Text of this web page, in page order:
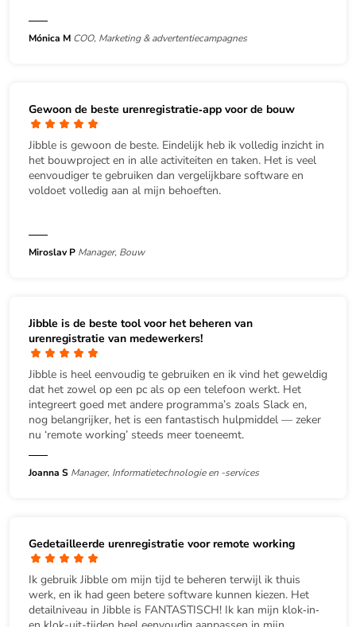
Mónica M COO, Marketing & advertentiecampagnes
Gewoon de beste urenregistratie‑app voor de bouw
Jibble is gewoon de beste. Eindelijk heb ik volledig inzicht in
het bouwproject en in alle activiteiten en taken. Het is veel
eenvoudiger te gebruiken dan vergelijkbare software en
voldoet volledig aan al mijn behoeften.
Miroslav P Manager, Bouw
Jibble is de beste tool voor het beheren van
urenregistratie van medewerkers!
Jibble is heel eenvoudig te gebruiken en ik vind het geweldig
dat het zowel op een pc als op een telefoon werkt. Het
integreert goed met andere programma’s zoals Slack en,
nog belangrijker, het is een fantastisch hulpmiddel — zeker
nu ‘remote working’ steeds meer toeneemt.
Joanna S Manager, Informatietechnologie en -services
Gedetailleerde urenregistratie voor remote working
Ik gebruik Jibble om mijn tijd te beheren terwijl ik thuis
werk, en ik had geen betere software kunnen kiezen. Het
detailniveau in Jibble is FANTASTISCH! Ik kan mijn klok‑in‑